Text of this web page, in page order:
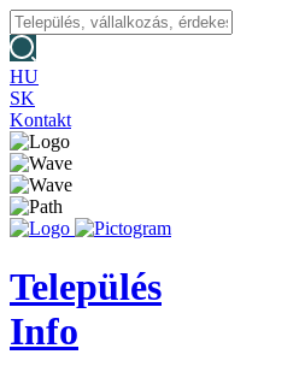
HU
SK
Kontakt
Település
Info